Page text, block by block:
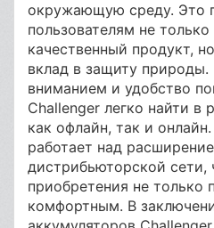
окружающую среду. Это
пользователям не только
качественный продукт,
вклад в защиту природы.
вниманием и удобство
Challenger легко найти в
как офлайн, так и
работает над
дистрибьюторской сети,
приобретения не только
комфортным. В